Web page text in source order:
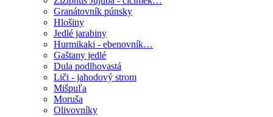
Granátovník púnsky
Hlošiny
Jedlé jarabiny
Hurmikaki - ebenovník…
Gaštany jedlé
Dula podlhovastá
Liči - jahodový strom
Mišpuľa
Moruša
Olivovníky